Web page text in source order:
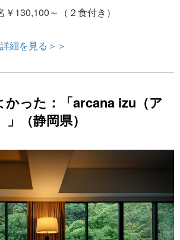
130,100～（２食付き）
細を見る＞＞
かった：「arcana izu（ア
（静岡県）